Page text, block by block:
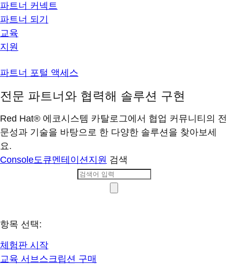
파트너 커넥트
파트너 되기
교육
지원
파트너 포털 액세스
전문 파트너와 협력해 솔루션 구현
Red Hat® 에코시스템 카탈로그에서 협업 커뮤니티의 전
문성과 기술을 바탕으로 한 다양한 솔루션을 찾아보세
요.
Console도큐멘테이션지원 검색
항목 선택:
체험판 시작
교육 서브스크립션 구매